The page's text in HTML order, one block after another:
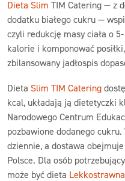
Dieta Slim TIM Catering — z
dodatku białego cukru —
czyli redukcję masy ciała o
kalorie i komponować
zbilansowany jadłospis
Dieta Slim TIM Catering
kcal, układają ją dietetyczki
Narodowego Centrum
pozbawione dodanego
dziennie, a dostawa
Polsce. Dla osób
może być dieta Lekkostrawna